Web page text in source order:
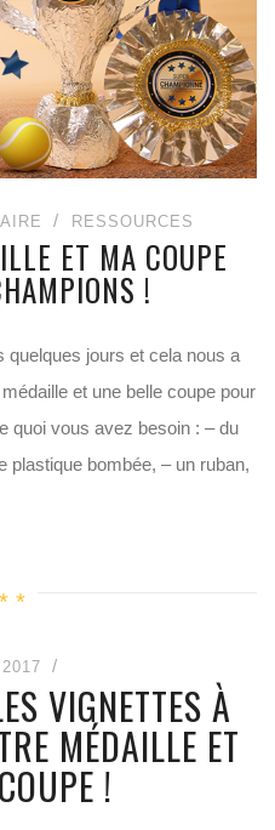
RESSOURCES
ET MA COUPE
!
jours et cela nous a
et une belle coupe pour
quoi vous avez besoin : – du
plastique bombée, – un ruban,
VIGNETTES À
MÉDAILLE ET
!